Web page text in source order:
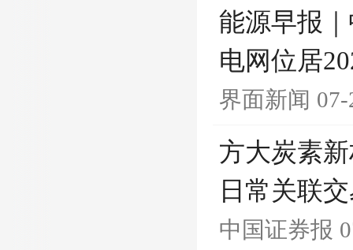
能源早报
电网位居
界面新闻
方大炭素
日常关联
中国证券报